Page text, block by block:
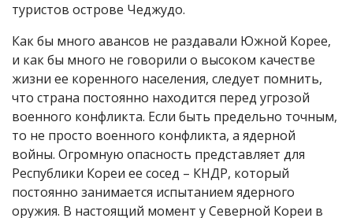
туристов острове Чеджудо.
Как бы много авансов не раздавали Южной Корее,
и как бы много не говорили о высоком качестве
жизни ее коренного населения, следует помнить,
что страна постоянно находится перед угрозой
военного конфликта. Если быть предельно точным,
то не просто военного конфликта, а ядерной
войны. Огромную опасность представляет для
Республики Кореи ее сосед – КНДР, который
постоянно занимается испытанием ядерного
оружия. В настоящий момент у Северной Кореи в